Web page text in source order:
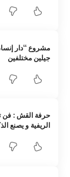
مشروع “دار
جيلين مختلفين
حرفة القش : فن
الريفية و يصنع